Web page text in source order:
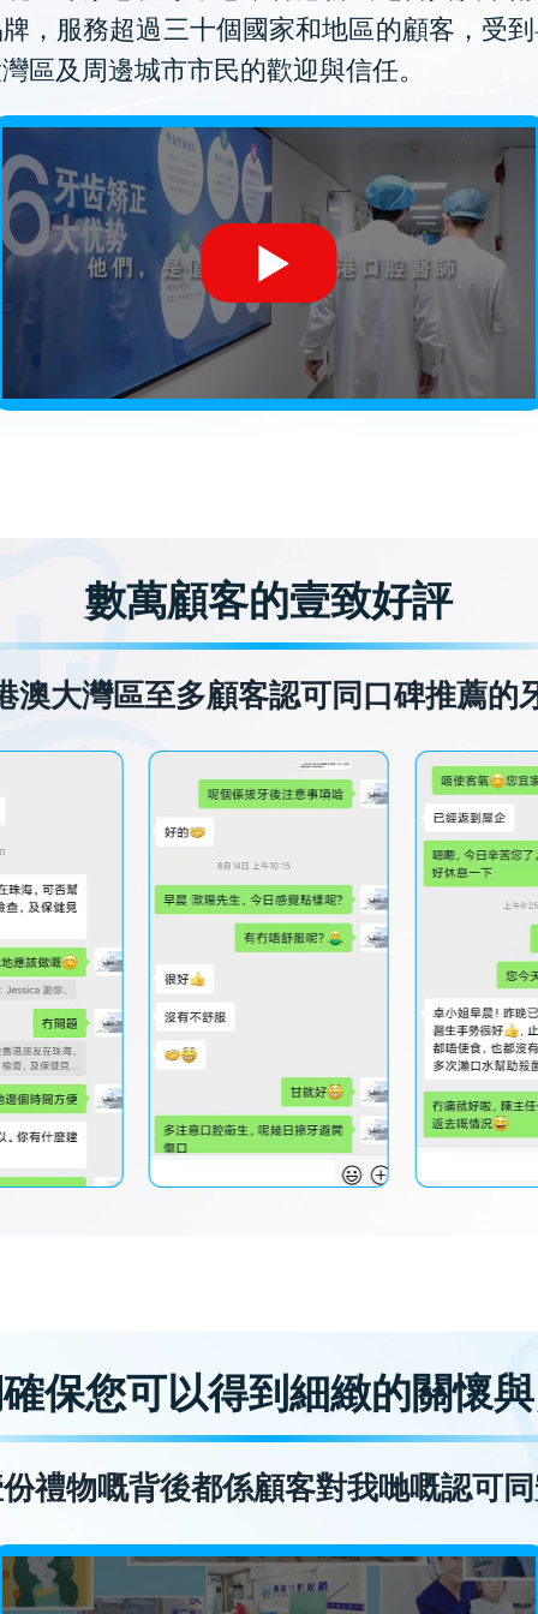
，服務超過三十個國家和地區的顧客，受
區及周邊城市市民的歡迎與信任。
數萬顧客的壹致好評
澳大灣區至多顧客認可同口碑推薦的
保您可以得到細緻的關懷
禮物嘅背後都係顧客對我哋嘅認可